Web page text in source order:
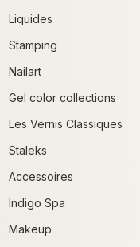
Liquides
Stamping
Nailart
Gel color collections
Les Vernis Classiques
Staleks
Accessoires
Indigo Spa
Makeup